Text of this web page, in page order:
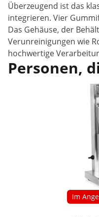
Überzeugend ist das
integrieren. Vier
Das Gehäuse, der
Verunreinigungen wie
hochwertige
Personen,
Im